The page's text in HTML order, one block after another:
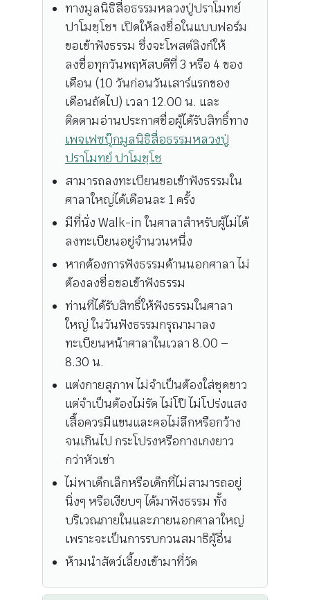
ทางมูลนิธิสื่อธรรมหลวงปู่ปราโมทย์
ปาโมชฺโชฯ เปิดให้ลงชื่อในแบบฟอร์ม
ขอเข้าฟังธรรม ซึ่งจะโพสต์ลิงก์ให้
ลงชื่อทุกวันพฤหัสบดีที่ 3 หรือ 4 ของ
เดือน (10 วันก่อนวันเสาร์แรกของ
เดือนถัดไป) เวลา 12.00 น. และ
ติดตามอ่านประกาศชื่อผู้ได้รับสิทธิ์ทาง
เพจเฟซบุ๊กมูลนิธิสื่อธรรมหลวงปู่
ปราโมทย์ ปาโมชฺโช
สามารถลงทะเบียนขอเข้าฟังธรรมใน
ศาลาใหญ่ได้เดือนละ 1 ครั้ง
มีที่นั่ง Walk-in ในศาลาสำหรับผู้ไม่ได้
ลงทะเบียนอยู่จำนวนหนึ่ง
หากต้องการฟังธรรมด้านนอกศาลา ไม่
ต้องลงชื่อขอเข้าฟังธรรม
ท่านที่ได้รับสิทธิ์ให้ฟังธรรมในศาลา
ใหญ่ ในวันฟังธรรมกรุณามาลง
ทะเบียนหน้าศาลาในเวลา 8.00 –
8.30 น.
แต่งกายสุภาพ ไม่จำเป็นต้องใส่ชุดขาว
แต่จำเป็นต้องไม่รัด ไม่โป๊ ไม่โปร่งแสง
เสื้อควรมีแขนและคอไม่ลึกหรือกว้าง
จนเกินไป กระโปรงหรือกางเกงยาว
กว่าหัวเข่า
ไม่พาเด็กเล็กหรือเด็กที่ไม่สามารถอยู่
นิ่งๆ หรือเงียบๆ ได้มาฟังธรรม ทั้ง
บริเวณภายในและภายนอกศาลาใหญ่
เพราะจะเป็นการรบกวนสมาธิผู้อื่น
ห้ามนำสัตว์เลี้ยงเข้ามาที่วัด